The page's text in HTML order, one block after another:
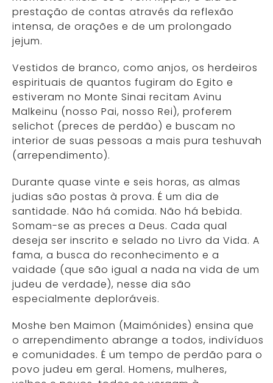
prestação de contas através da reflexão
intensa, de orações e de um prolongado
jejum.
Vestidos de branco, como anjos, os herdeiros
espirituais de quantos fugiram do Egito e
estiveram no Monte Sinai recitam Avinu
Malkeinu (nosso Pai, nosso Rei), proferem
selichot (preces de perdão) e buscam no
interior de suas pessoas a mais pura teshuvah
(arrependimento).
Durante quase vinte e seis horas, as almas
judias são postas à prova. É um dia de
santidade. Não há comida. Não há bebida.
Somam-se as preces a Deus. Cada qual
deseja ser inscrito e selado no Livro da Vida. A
fama, a busca do reconhecimento e a
vaidade (que são igual a nada na vida de um
judeu de verdade), nesse dia são
especialmente deploráveis.
Moshe ben Maimon (Maimónides) ensina que
o arrependimento abrange a todos, indivíduos
e comunidades. É um tempo de perdão para o
povo judeu em geral. Homens, mulheres,